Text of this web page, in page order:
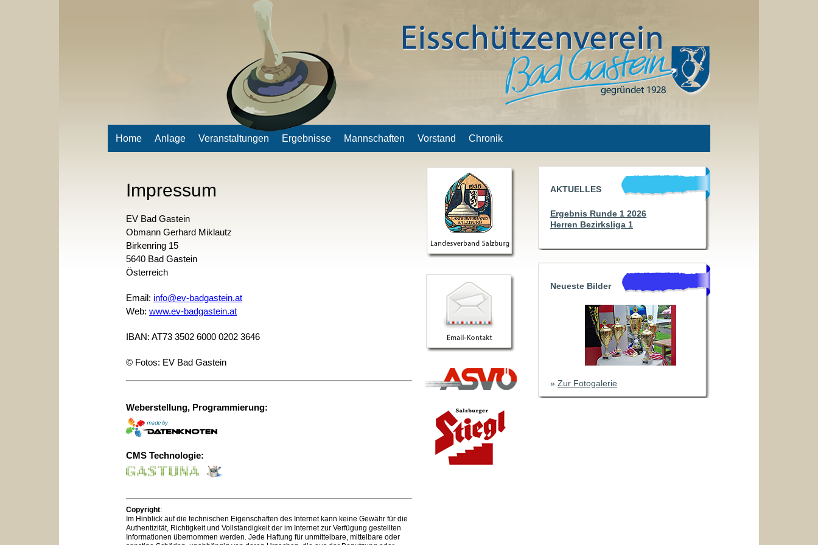
Home Anlage Veranstaltungen Ergebnisse Mannschaften Vorstand Chronik
Impressum
EV Bad Gastein
Obmann Gerhard Miklautz
Birkenring 15
5640 Bad Gastein
Österreich
Email: info@ev-badgastein.at
Web: www.ev-badgastein.at
IBAN: AT73 3502 6000 0202 3646
© Fotos: EV Bad Gastein
Weberstellung, Programmierung:
CMS Technologie:
Copyright:
Im Hinblick auf die technischen Eigenschaften des Internet kann keine Gewähr für die
Authentizität, Richtigkeit und Vollständigkeit der im Internet zur Verfügung gestellten
Informationen übernommen werden. Jede Haftung für unmittelbare, mittelbare oder
AKTUELLES
Ergebnis Runde 1 2026
Herren Bezirksliga 1
Neueste Bilder
» Zur Fotogalerie